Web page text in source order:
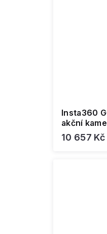
Insta360
akční
10 657 Kč